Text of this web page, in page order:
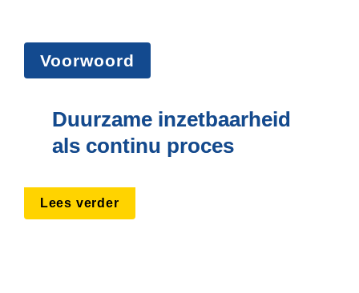
Voorwoord
Duurzame inzetbaarheid
als continu proces
Lees verder